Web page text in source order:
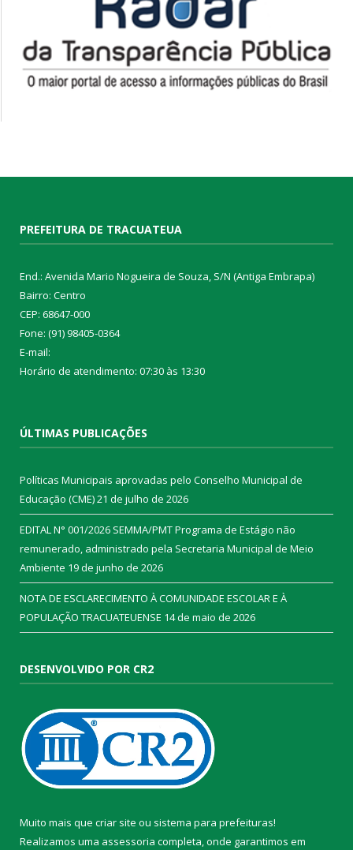
PREFEITURA DE TRACUATEUA
End.: Avenida Mario Nogueira de Souza, S/N (Antiga Embrapa)
Bairro: Centro
CEP: 68647-000
Fone: (91) 98405-0364
E-mail:
Horário de atendimento: 07:30 às 13:30
ÚLTIMAS PUBLICAÇÕES
Políticas Municipais aprovadas pelo Conselho Municipal de
Educação (CME)21 de julho de 2026
EDITAL N° 001/2026 SEMMA/PMT Programa de Estágio não
remunerado, administrado pela Secretaria Municipal de Meio
Ambiente 19 de junho de 2026
NOTA DE ESCLARECIMENTO À COMUNIDADE ESCOLAR E À
POPULAÇÃO TRACUATEUENSE 14 de maio de 2026
DESENVOLVIDO POR CR2
Muito mais que criar site ou sistema para prefeituras!
Realizamos uma assessoria completa, onde garantimos em